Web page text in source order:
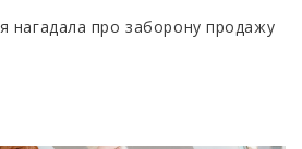
нагадала про заборону продажу